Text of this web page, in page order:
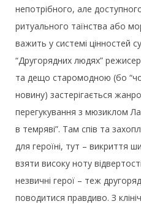
непотрібного, але
ритуального таїнства або
важить у системі цінностей
“Другорядних людях”
та дещо старомодною (бо
новину) застерігається
перегукування з мюзиклом
в темряві”. Там спів та
для героїні, тут – викриття
взяти високу ноту
незвичні герої – теж
поводитися правдиво. З